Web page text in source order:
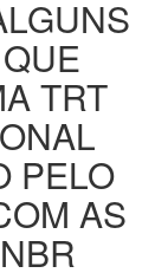
TRT
PELO
AS